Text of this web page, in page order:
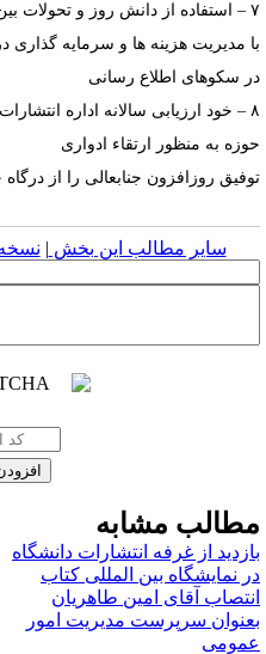
۷ – استفاده از دانش روز و تحولات
مدیریت هزینه ها و سرمایه گذاری
سکوهای اطلاع رسانی
۸ – خود ارزیابی سالانه اداره
به منظور ارتقاء ادواری
روزافزون جنابعالی را از درگاه
سایر مطالب این بخش | نسخه
مشابه
از غرفه انتشارات دانشگاه
نمایشگاه بین­ المللی کتاب
آقای امین طاهریان
سرپرست مدیریت امور